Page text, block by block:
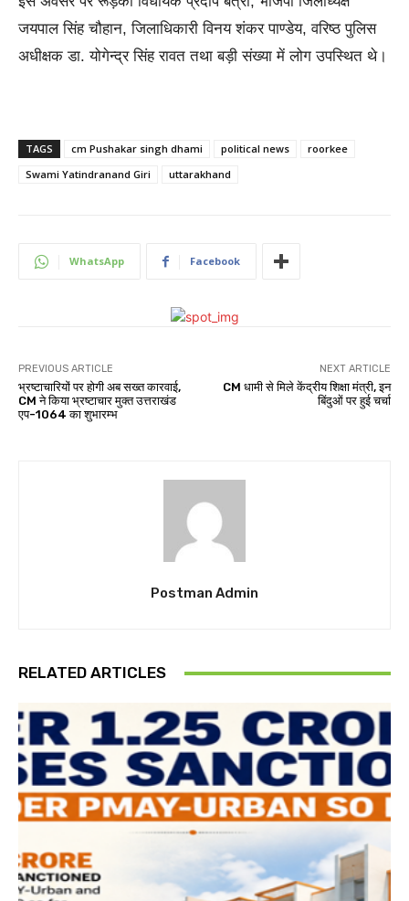
जयपाल सिंह चौहान, जिलाधिकारी विनय शंकर पाण्डेय, वरिष्ठ पुलिस
अधीक्षक डा. योगेन्द्र सिंह रावत तथा बड़ी संख्या में लोग उपस्थित थे।
TAGS cm Pushakar singh dhami political news
roorkee
Swami Yatindranand Giri
uttarakhand
WhatsApp Facebook
PREVIOUS ARTICLE
भ्रष्टाचारियों पर होगी अब सख्त कारवाई,
CM ने किया भ्रष्टाचार मुक्त उत्तराखंड
एप-1064 का शुभारम्भ
NEXT ARTICLE
CM धामी से मिले केंद्रीय शिक्षा मंत्री, इन
बिंदुओं पर हुई चर्चा
Postman Admin
RELATED ARTICLES